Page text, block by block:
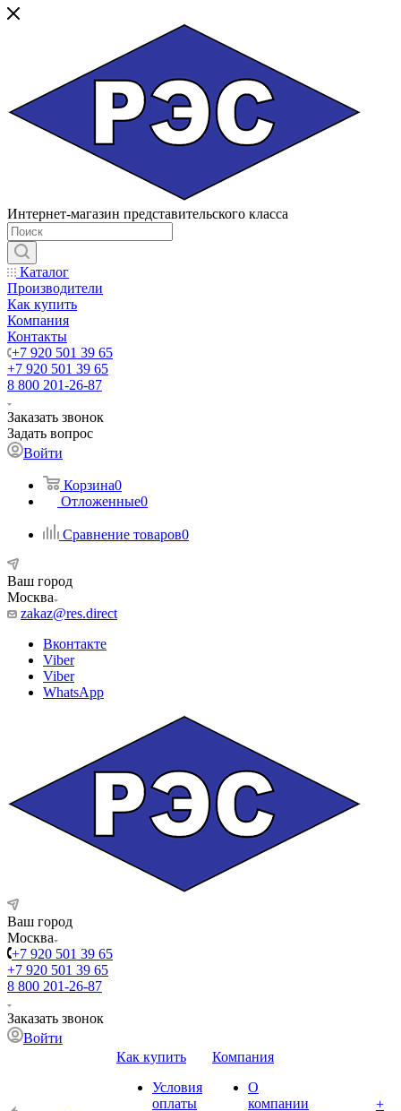
Интернет-магазин представительского класса
Каталог
Производители
Как купить
Компания
Контакты
+7 920 501 39 65
+7 920 501 39 65
8 800 201-26-87
Заказать звонок
Задать вопрос
Войти
Корзина0
Отложенные0
Сравнение товаров0
Ваш город
Москва
zakaz@res.direct
Вконтакте
Viber
Viber
WhatsApp
Ваш город
Москва
+7 920 501 39 65
+7 920 501 39 65
8 800 201-26-87
Заказать звонок
Войти
Как купить
Условия
оплаты
Компания
О
компании
+